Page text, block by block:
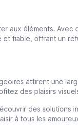
aux éléments. Avec
fiable, offrant un
attirent une
des plaisirs
des solutions
à tous les